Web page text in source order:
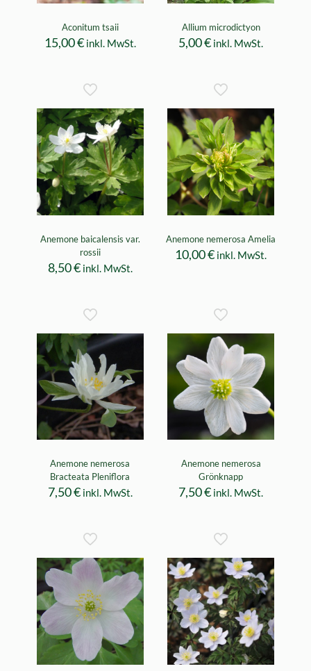
Aconitum tsaii
15,00€ inkl. MwSt.
Allium microdictyon
5,00€ inkl. MwSt.
Anemone baicalensis var.
rossii
8,50€ inkl. MwSt.
Anemone nemerosa Amelia
10,00€ inkl. MwSt.
Anemone nemerosa
Bracteata Pleniflora
7,50€ inkl. MwSt.
Anemone nemerosa
Grönknapp
7,50€ inkl. MwSt.